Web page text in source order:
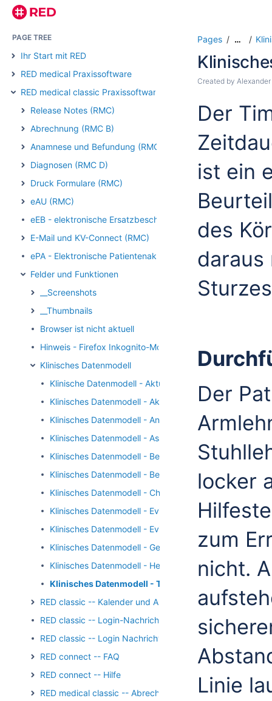
PAGE TREE
Ihr Start mit RED
RED medical Praxissoftware
RED medical classic Praxissoftware
Release Notes (RMC)
Abrechnung (RMC B)
Anamnese und Befundung (RMC)
Diagnosen (RMC D)
Druck Formulare (RMC)
eAU (RMC)
eEB - elektronische Ersatzbescheinigung (RMC)
E-Mail und KV-Connect (RMC)
ePA - Elektronische Patientenakte (RMC)
Felder und Funktionen
__Screenshots
__Thumbnails
Browser ist nicht aktuell
Hinweis - Firefox Inkognito-Modus
Klinisches Datenmodell
Klinische Datenmodell - Aktuelle Statin-Dosis
Klinisches Datenmodell - Aktuelle
Klinisches Datenmodell - Angina Pectoris
Klinisches Datenmodell - Assessment Handkraft
Klinisches Datenmodell - Beendigung der DMP-
Klinisches Datenmodell - Behandlung/Mitbehandlung
Klinisches Datenmodell - Chair-Stand Up
Klinisches Datenmodell - Evidenzbasierte Zieldosis bei
Klinisches Datenmodell - Evidenzbasierte Zieldosis bei
Klinisches Datenmodell - Geriatric Depression Scale
Klinisches Datenmodell - Herzinsuffizienz nach NYHA
Klinisches Datenmodell - Timed up and go
RED classic -- Kalender und Aufgaben
RED classic -- Login-Nachricht
RED classic -- Login Nachricht Archiv
RED connect -- FAQ
RED connect -- Hilfe
RED medical classic -- Abrechnung
Pages …
Created by
Der
ist ein
des
daraus
Der
locker
zum
nicht.
Linie